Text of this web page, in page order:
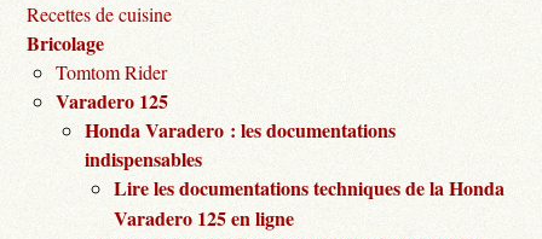
Recettes de cuisine
Bricolage
Tomtom Rider
Varadero 125
Honda Varadero : les documentations
indispensables
Lire les documentations techniques de la Honda
Varadero 125 en ligne